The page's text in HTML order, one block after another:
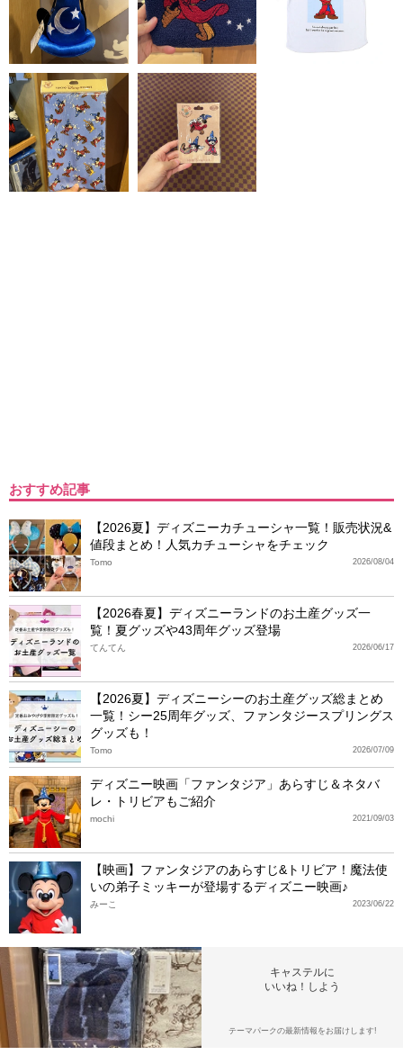
おすすめ記事
【2026夏】ディズニーカチューシャ一覧！販売状況&
値段まとめ！人気カチューシャをチェック
2026/08/04
Tomo
【2026春夏】ディズニーランドのお土産グッズ一
覧！夏グッズや43周年グッズ登場
2026/06/17
てんてん
【2026夏】ディズニーシーのお土産グッズ総まとめ
一覧！シー25周年グッズ、ファンタジースプリングス
グッズも！
2026/07/09
Tomo
ディズニー映画「ファンタジア」あらすじ＆ネタバ
レ・トリビアもご紹介
2021/09/03
mochi
【映画】ファンタジアのあらすじ&トリビア！魔法使
いの弟子ミッキーが登場するディズニー映画♪
2023/06/22
みーこ
キャステルに
いいね！しよう
テーマパークの最新情報をお届けします!